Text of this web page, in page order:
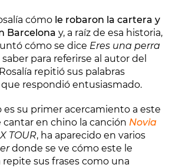
cómo le robaron la cartera y
Barcelona y, a raíz de esa historia,
cómo se dice Eres una perra
para referirse al autor del
repitió sus palabras
respondió entusiasmado.
es su primer acercamiento a este
cantar en chino la canción Novia
TOUR, ha aparecido en varios
donde se ve cómo este le
sus frases como una